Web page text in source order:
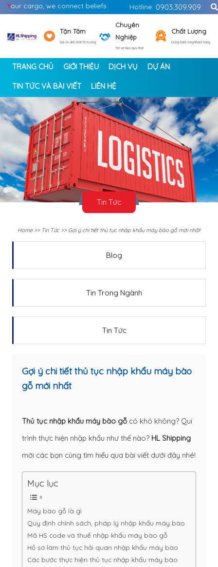
Your cargo, we connect beliefs Hotline: 0903.309.909
Tận Tâm
Giá ổn định nhất thị trường
Chuyên
Nghiệp
Tốt và hiệu quả nhất
Chất Lượng
Đồng hành cùng khách hàng
TRANG CHỦ GIỚI THIỆU DỊCH VỤ DỰ ÁN
TIN TỨC VÀ BÀI VIẾT LIÊN HỆ
< >
Tin Tức
Home>> Tin Tức>> Gợi ý chi tiết thủ tục nhập khẩu máy bào gỗ mới nhất
Blog
Tin Trong Ngành
Tin Tức
Gợi ý chi tiết thủ tục nhập khẩu máy bào
gỗ mới nhất
Thủ tục nhập khẩu máy bào gỗ có khó không? Qui
trình thực hiện nhập khẩu như thế nào? HL Shipping
mời các bạn cùng tìm hiểu qua bài viết dưới đây nhé!
Mục lục
Máy bào gỗ là gì
Quy định chính sách, pháp lý nhập khẩu máy bào
Mã HS code và thuế nhập khẩu máy bào gỗ
Hồ sơ làm thủ tục hải quan nhập khẩu máy bào
Các bước thực hiện thủ tục nhập khẩu máy bào